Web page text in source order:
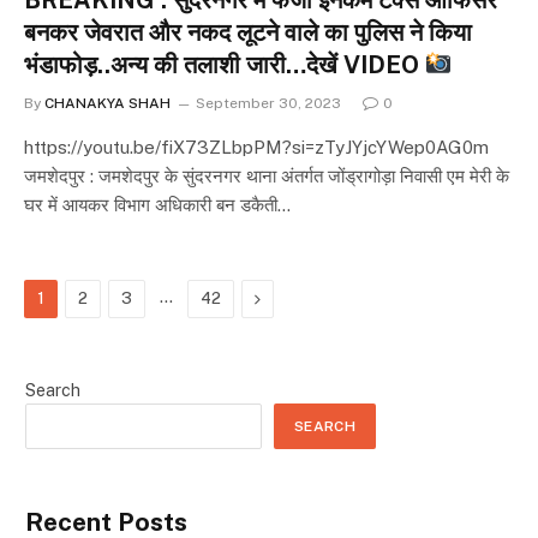
बनकर जेवरात और नकद लूटने वाले का पुलिस ने किया
भंडाफोड़..अन्य की तलाशी जारी…देखें VIDEO
By CHANAKYA SHAH September 30, 2023 0
https://youtu.be/fiX73ZLbpPM?si=zTyJYjcYWep0AG0m
जमशेदपुर : जमशेदपुर के सुंदरनगर थाना अंतर्गत जोंड्रागोड़ा निवासी एम मेरी के
घर में आयकर विभाग अधिकारी बन डकैती…
1 2 3 … 42 Next
Search
SEARCH
Recent Posts